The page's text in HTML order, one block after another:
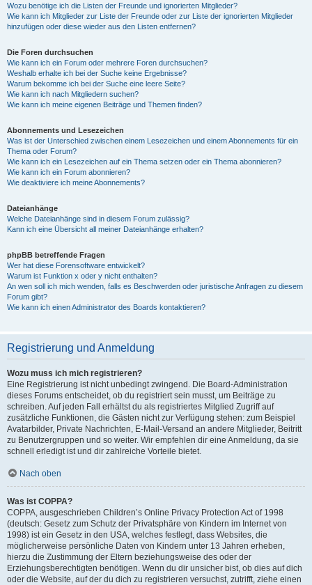
Wozu benötige ich die Listen der Freunde und ignorierten Mitglieder?
Wie kann ich Mitglieder zur Liste der Freunde oder zur Liste der ignorierten Mitglieder
hinzufügen oder diese wieder aus den Listen entfernen?
Die Foren durchsuchen
Wie kann ich ein Forum oder mehrere Foren durchsuchen?
Weshalb erhalte ich bei der Suche keine Ergebnisse?
Warum bekomme ich bei der Suche eine leere Seite?
Wie kann ich nach Mitgliedern suchen?
Wie kann ich meine eigenen Beiträge und Themen finden?
Abonnements und Lesezeichen
Was ist der Unterschied zwischen einem Lesezeichen und einem Abonnements für ein
Thema oder Forum?
Wie kann ich ein Lesezeichen auf ein Thema setzen oder ein Thema abonnieren?
Wie kann ich ein Forum abonnieren?
Wie deaktiviere ich meine Abonnements?
Dateianhänge
Welche Dateianhänge sind in diesem Forum zulässig?
Kann ich eine Übersicht all meiner Dateianhänge erhalten?
phpBB betreffende Fragen
Wer hat diese Forensoftware entwickelt?
Warum ist Funktion x oder y nicht enthalten?
An wen soll ich mich wenden, falls es Beschwerden oder juristische Anfragen zu diesem
Forum gibt?
Wie kann ich einen Administrator des Boards kontaktieren?
Registrierung und Anmeldung
Wozu muss ich mich registrieren?
Eine Registrierung ist nicht unbedingt zwingend. Die Board-Administration
dieses Forums entscheidet, ob du registriert sein musst, um Beiträge zu
schreiben. Auf jeden Fall erhältst du als registriertes Mitglied Zugriff auf
zusätzliche Funktionen, die Gästen nicht zur Verfügung stehen: zum Beispiel
Avatarbilder, Private Nachrichten, E-Mail-Versand an andere Mitglieder, Beitritt
zu Benutzergruppen und so weiter. Wir empfehlen dir eine Anmeldung, da sie
schnell erledigt ist und dir zahlreiche Vorteile bietet.
Nach oben
Was ist COPPA?
COPPA, ausgeschrieben Children’s Online Privacy Protection Act of 1998
(deutsch: Gesetz zum Schutz der Privatsphäre von Kindern im Internet von
1998) ist ein Gesetz in den USA, welches festlegt, dass Websites, die
möglicherweise persönliche Daten von Kindern unter 13 Jahren erheben,
hierzu die Zustimmung der Eltern beziehungsweise des oder der
Erziehungsberechtigten benötigen. Wenn du dir unsicher bist, ob dies auf dich
oder die Website, auf der du dich zu registrieren versuchst, zutrifft, ziehe einen